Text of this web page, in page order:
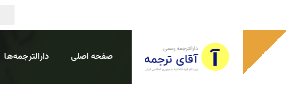
content
صفحه اصلی دارالترجمه‌ها